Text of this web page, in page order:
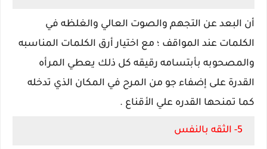
أن البعد عن التجهم والصوت العالي والغلظه في
الكلمات عند المواقف ؛ مع اختيار أرق الكلمات المناسبه
والمصحوبه بأبتسامه رقيقه كل ذلك يعطي المرأه
القدرة على إضفاء جو من المرح في المكان الذي تدخله
كما تمنحها القدره علي الأقناع .
5- الثقه بالنفس